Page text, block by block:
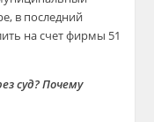
в последний
на счет фирмы 51
суд? Почему